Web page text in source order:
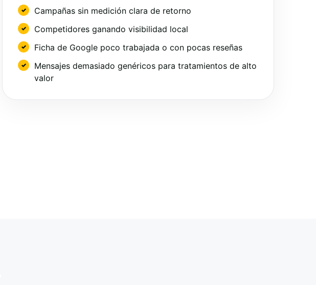
Campañas sin medición clara de retorno
Competidores ganando visibilidad local
Ficha de Google poco trabajada o con pocas reseñas
Mensajes demasiado genéricos para tratamientos de alto
valor